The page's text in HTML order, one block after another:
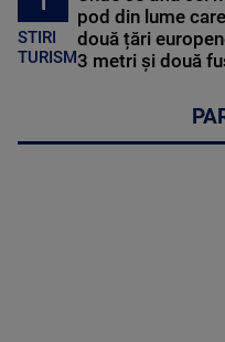
STIRI
TURISM
pod din lume
două țări
3 metri și două